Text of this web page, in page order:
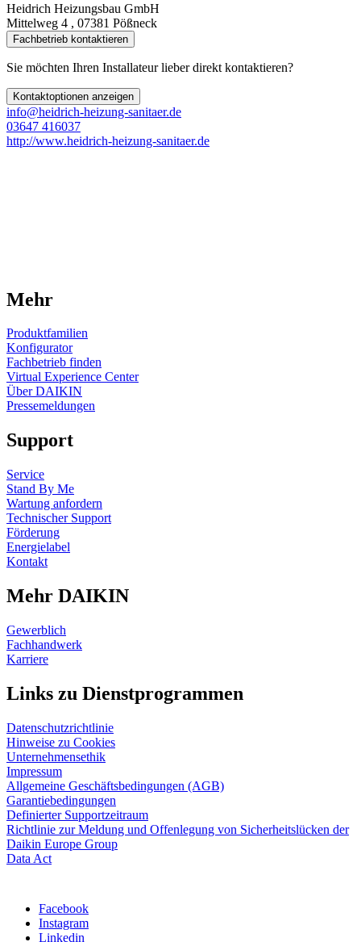
Heidrich Heizungsbau GmbH
Mittelweg 4 , 07381 Pößneck
Fachbetrieb kontaktieren
Sie möchten Ihren Installateur lieber direkt kontaktieren?
Kontaktoptionen anzeigen
info@heidrich-heizung-sanitaer.de
03647 416037
http://www.heidrich-heizung-sanitaer.de
Mehr
Produktfamilien
Konfigurator
Fachbetrieb finden
Virtual Experience Center
Über DAIKIN
Pressemeldungen
Support
Service
Stand By Me
Wartung anfordern
Technischer Support
Förderung
Energielabel
Kontakt
Mehr DAIKIN
Gewerblich
Fachhandwerk
Karriere
Links zu Dienstprogrammen
Datenschutzrichtlinie
Hinweise zu Cookies
Unternehmensethik
Impressum
Allgemeine Geschäftsbedingungen (AGB)
Garantiebedingungen
Definierter Supportzeitraum
Richtlinie zur Meldung und Offenlegung von Sicherheitslücken der
Daikin Europe Group
Data Act
Facebook
Instagram
Linkedin